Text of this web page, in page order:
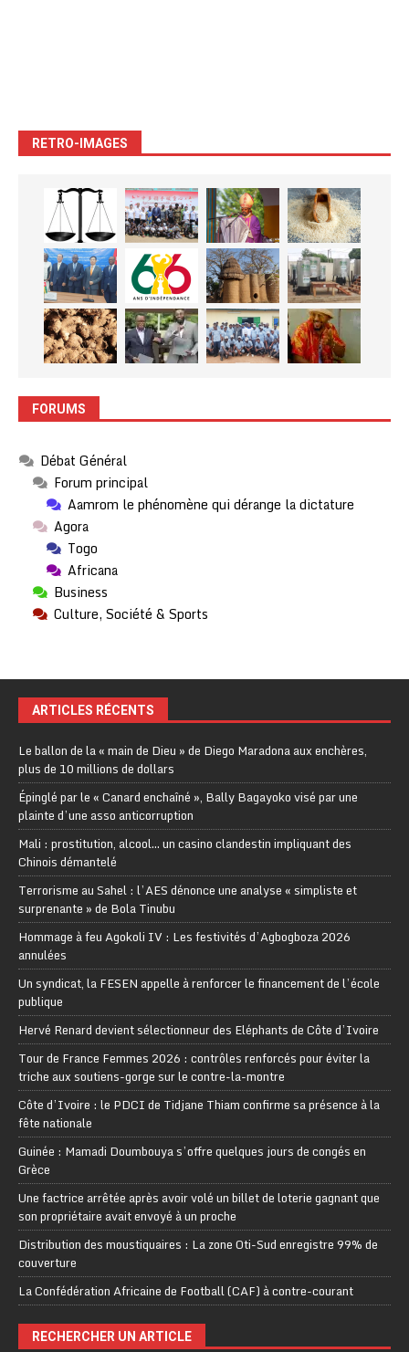
RETRO-IMAGES
FORUMS
Débat Général
Forum principal
Aamrom le phénomène qui dérange la dictature
Agora
Togo
Africana
Business
Culture, Société & Sports
ARTICLES RÉCENTS
Le ballon de la « main de Dieu » de Diego Maradona aux enchères,
plus de 10 millions de dollars
Épinglé par le « Canard enchaîné », Bally Bagayoko visé par une
plainte d’une asso anticorruption
Mali : prostitution, alcool… un casino clandestin impliquant des
Chinois démantelé
Terrorisme au Sahel : l’AES dénonce une analyse « simpliste et
surprenante » de Bola Tinubu
Hommage à feu Agokoli IV : Les festivités d’Agbogboza 2026
annulées
Un syndicat, la FESEN appelle à renforcer le financement de l’école
publique
Hervé Renard devient sélectionneur des Eléphants de Côte d’Ivoire
Tour de France Femmes 2026 : contrôles renforcés pour éviter la
triche aux soutiens-gorge sur le contre-la-montre
Côte d’Ivoire : le PDCI de Tidjane Thiam confirme sa présence à la
fête nationale
Guinée : Mamadi Doumbouya s’offre quelques jours de congés en
Grèce
Une factrice arrêtée après avoir volé un billet de loterie gagnant que
son propriétaire avait envoyé à un proche
Distribution des moustiquaires : La zone Oti-Sud enregistre 99% de
couverture
La Confédération Africaine de Football (CAF) à contre-courant
RECHERCHER UN ARTICLE